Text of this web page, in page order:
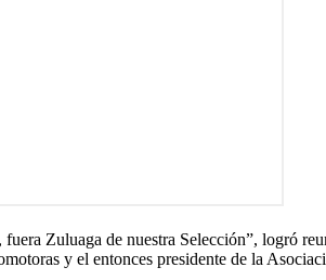
Zuluaga de nuestra Selección”, logró
y el entonces presidente de la